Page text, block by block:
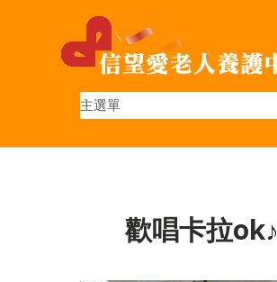
歡唱卡拉ok♪